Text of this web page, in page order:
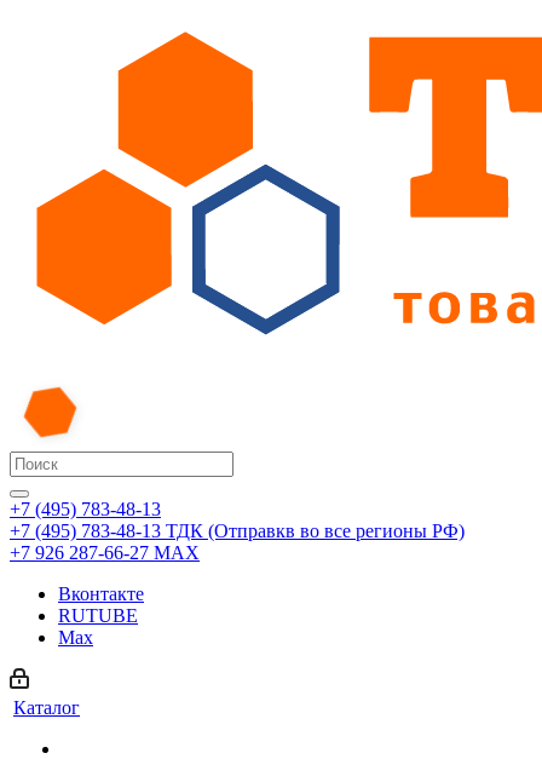
+7 (495) 783-48-13
+7 (495) 783-48-13 ТДК (Отправкв во все регионы РФ)
+7 926 287-66-27 МАХ
Вконтакте
RUTUBE
Max
Каталог